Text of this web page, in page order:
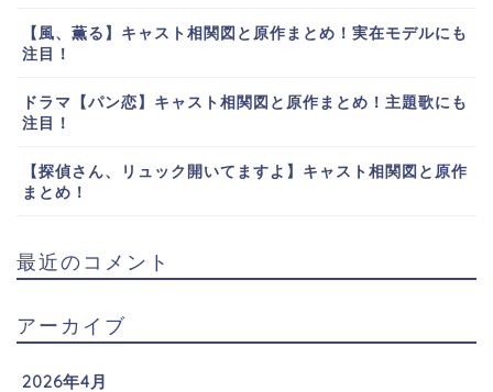
【風、薫る】キャスト相関図と原作まとめ！実在モデルにも
注目！
ドラマ【パン恋】キャスト相関図と原作まとめ！主題歌にも
注目！
【探偵さん、リュック開いてますよ】キャスト相関図と原作
まとめ！
最近のコメント
アーカイブ
2026年4月